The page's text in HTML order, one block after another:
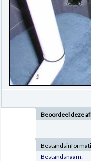
Beoordeel deze
Bestandsnaam: